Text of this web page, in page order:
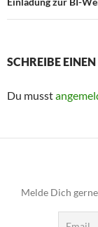
SCHREIBE
Du musst
Melde Dich